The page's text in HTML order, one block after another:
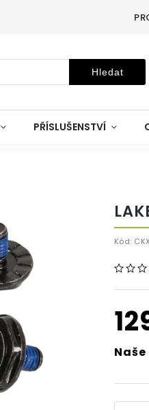
Hledat
PŘÍSLUŠENSTVÍ
Kód:
Naše